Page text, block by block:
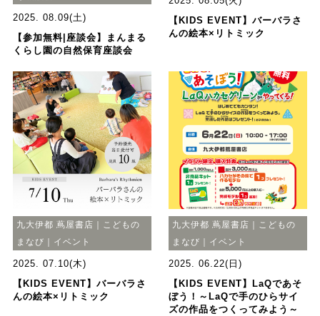
2025. 08.09(土)
【参加無料|座談会】まんまる
くらし園の自然保育座談会
【KIDS EVENT】バーバラさ
んの絵本×リトミック
九大伊都 蔦屋書店｜こどもの
まなび｜イベント
2025. 07.10(木)
【KIDS EVENT】バーバラさ
んの絵本×リトミック
九大伊都 蔦屋書店｜こどもの
まなび｜イベント
2025. 06.22(日)
【KIDS EVENT】LaQであそ
ぼう！～LaQで手のひらサイ
ズの作品をつくってみよう～